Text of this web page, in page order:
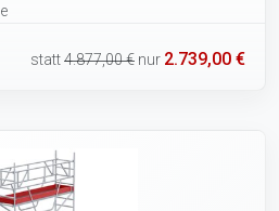
statt4.877,00 € nur 2.739,00 €